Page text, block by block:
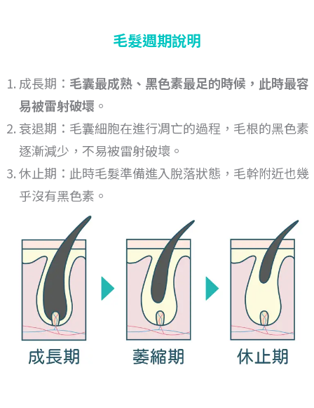
毛髮週期說明
成長期： 毛囊最成熟、黑色素最足的時候，此時最容
易被雷射破壞 。
衰退期：毛囊細胞在進行凋亡的過程，毛根的黑色素
逐漸減少，不易被雷射破壞。
休止期：此時毛髮準備進入脫落狀態，毛幹附近也幾
乎沒有黑色素。